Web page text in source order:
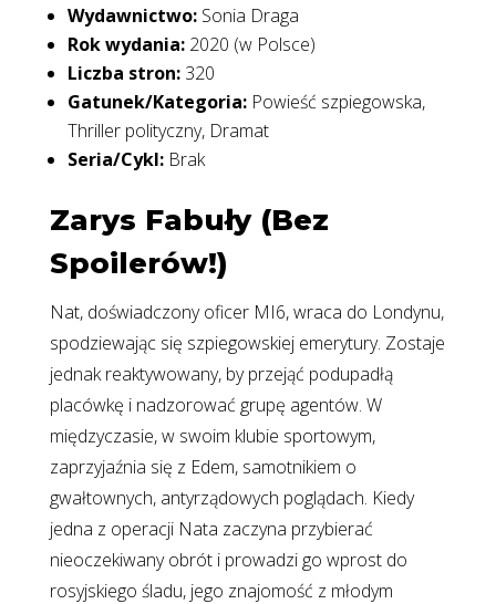
Wydawnictwo:Sonia Draga
Rok wydania:2020 (w Polsce)
Liczba stron:320
Gatunek/Kategoria:Powieść szpiegowska,
Thriller polityczny, Dramat
Seria/Cykl:Brak
Zarys Fabuły (Bez
Spoilerów!)
Nat, doświadczony oficer MI6, wraca do Londynu,
spodziewając się szpiegowskiej emerytury. Zostaje
jednak reaktywowany, by przejąć podupadłą
placówkę i nadzorować grupę agentów. W
międzyczasie, w swoim klubie sportowym,
zaprzyjaźnia się z Edem, samotnikiem o
gwałtownych, antyrządowych poglądach. Kiedy
jedna z operacji Nata zaczyna przybierać
nieoczekiwany obrót i prowadzi go wprost do
rosyjskiego śladu, jego znajomość z młodym